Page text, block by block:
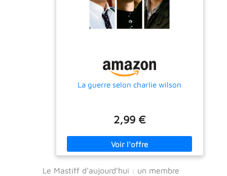
La guerre selon charlie wilson
2,99 €
Le Mastiff d’aujourd’hui : un membre